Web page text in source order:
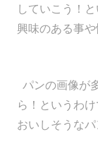
していこう！
興味のある事
パンの画像が
ら！というわ
おいしそうな